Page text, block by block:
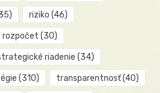
riziko (46)
rozpočet (30)
riadenie (34)
(310) transparentnosť(40)